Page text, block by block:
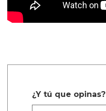
¿Y tú que opinas?